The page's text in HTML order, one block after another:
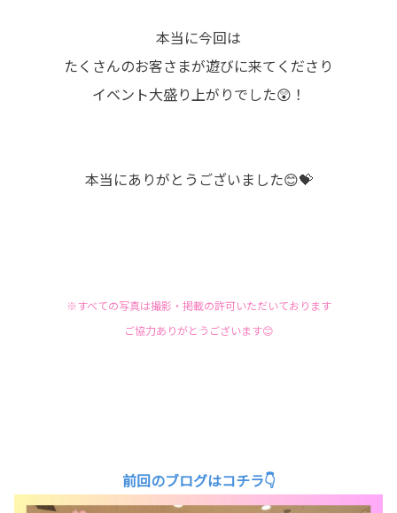
本当に今回は
たくさんのお客さまが遊びに来てくださり
イベント大盛り上がりでした😲！
本当にありがとうございました😊💝
※すべての写真は撮影・掲載の許可いただいております
ご協力ありがとうございます😊
前回のブログはコチラ👇